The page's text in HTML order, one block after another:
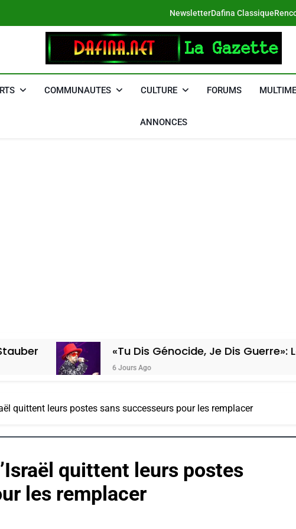
NewsletterDafina Classique
DAFINA
COMMUNAUTES CULTURE FORUMS
ANNONCES
«Tu Dis Génocide, Je Dis Guerre»: La Nouvelle
6 Jours Ago
quittent leurs postes sans successeurs pour les remplacer
quittent leurs postes
les remplacer